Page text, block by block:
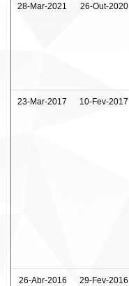
28-Mar-2021 26-Out-2020
23-Mar-2017 10-Fev-2017
26-Abr-2016 29-Fev-2016